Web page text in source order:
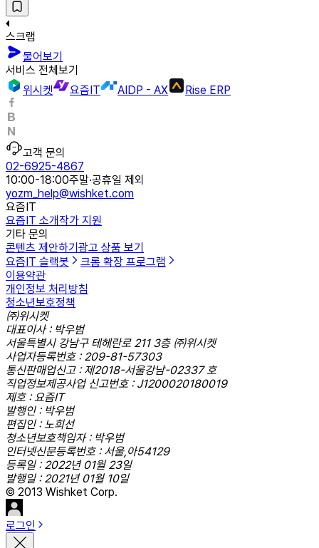
스크랩
물어보기
서비스 전체보기
위시켓
요즘IT AIDP - AX Rise ERP
고객 문의
02-6925-4867
10:00-18:00주말·공휴일 제외
yozm_help@wishket.com
요즘IT
요즘IT 소개작가 지원
기타 문의
콘텐츠 제안하기 광고 상품 보기
요즘IT 슬랙봇
크롬 확장 프로그램
이용약관
개인정보 처리방침
청소년보호정책
㈜위시켓
대표이사 : 박우범
서울특별시 강남구 테헤란로 211 3층 ㈜위시켓
사업자등록번호 : 209-81-57303
통신판매업신고 : 제2018-서울강남-02337 호
직업정보제공사업 신고번호 : J1200020180019
제호 : 요즘IT
발행인 : 박우범
편집인 : 노희선
청소년보호책임자 : 박우범
인터넷신문등록번호 : 서울,아54129
등록일 : 2022년 01월 23일
발행일 : 2021년 01월 10일
© 2013 Wishket Corp.
로그인